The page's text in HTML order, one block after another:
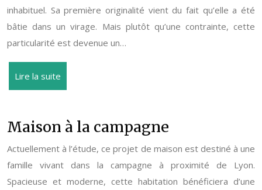
inhabituel. Sa première originalité vient du fait qu’elle a été
bâtie dans un virage. Mais plutôt qu’une contrainte, cette
particularité est devenue un…
Lire la suite
Maison à la campagne
Actuellement à l’étude, ce projet de maison est destiné à une
famille vivant dans la campagne à proximité de Lyon.
Spacieuse et moderne, cette habitation bénéficiera d’une